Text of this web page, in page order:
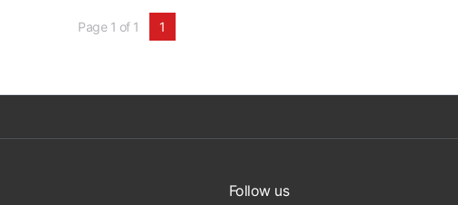
Page 1 of 1 1
Follow us